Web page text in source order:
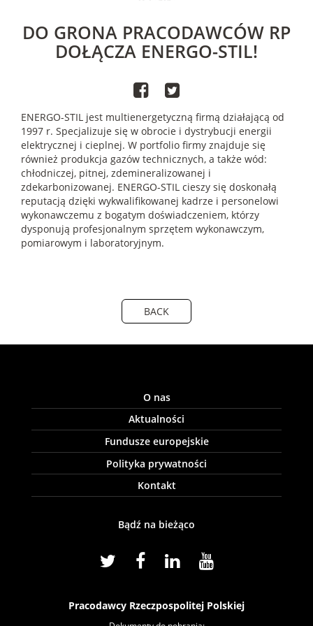
DO GRONA PRACODAWCÓW RP
DOŁĄCZA ENERGO-STIL!
ENERGO-STIL jest multienergetyczną firmą działającą od
1997 r. Specjalizuje się w obrocie i dystrybucji energii
elektrycznej i cieplnej. W portfolio firmy znajduje się
również produkcja gazów technicznych, a także wód:
chłodniczej, pitnej, zdemineralizowanej i
zdekarbonizowanej. ENERGO-STIL cieszy się doskonałą
reputacją dzięki wykwalifikowanej kadrze i personelowi
wykonawczemu z bogatym doświadczeniem, którzy
dysponują profesjonalnym sprzętem wykonawczym,
pomiarowym i laboratoryjnym.
BACK
O nas
Aktualności
Fundusze europejskie
Polityka prywatności
Kontakt
Bądź na bieżąco
Pracodawcy Rzeczpospolitej Polskiej